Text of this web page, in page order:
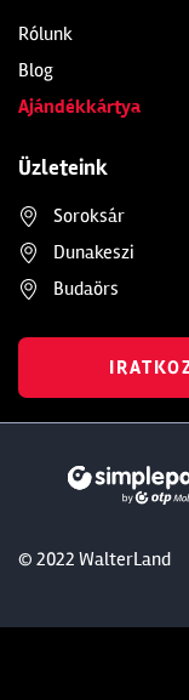
Rólunk
Blog
Ajándékkártya
Üzleteink
Soroksár
Dunakeszi
Budaörs
© 2022 WalterLand